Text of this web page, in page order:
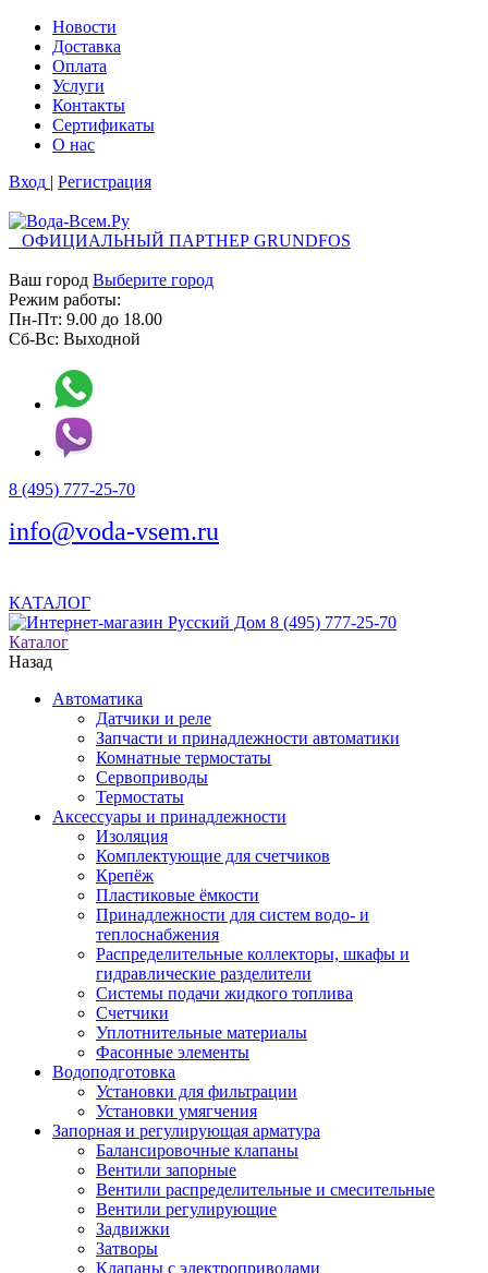
Новости
Доставка
Оплата
Услуги
Контакты
Cертификаты
О нас
Вход | Регистрация
ОФИЦИАЛЬНЫЙ ПАРТНЕР GRUNDFOS
Ваш город Выберите город
Режим работы:
Пн-Пт: 9.00 до 18.00
Сб-Вс: Выходной
8 (495) 777-25-70
info@voda-vsem.ru
КАТАЛОГ
8 (495) 777-25-70
Каталог
Назад
Автоматика
Датчики и реле
Запчасти и принадлежности автоматики
Комнатные термостаты
Сервоприводы
Термостаты
Аксессуары и принадлежности
Изоляция
Комплектующие для счетчиков
Крепёж
Пластиковые ёмкости
Принадлежности для систем водо- и
теплоснабжения
Распределительные коллекторы, шкафы и
гидравлические разделители
Системы подачи жидкого топлива
Счетчики
Уплотнительные материалы
Фасонные элементы
Водоподготовка
Установки для фильтрации
Установки умягчения
Запорная и регулирующая арматура
Балансировочные клапаны
Вентили запорные
Вентили распределительные и смесительные
Вентили регулирующие
Задвижки
Затворы
Клапаны с электроприводами